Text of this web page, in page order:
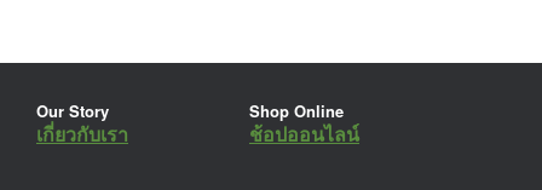
Our Story
เกี่ยวกับเรา
Shop Online
ช้อปออนไลน์